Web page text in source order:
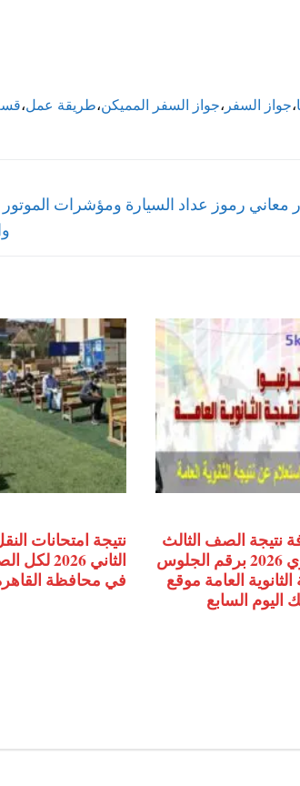
،جواز السفر ،جواز السفر المميكن،طريقة عمل،
معاني رموز عداد السيارة ومؤشرات
نتيجة الصف الثالث
الثانوي 2026 برقم الجلوس
الثانوية العامة موقع
اليوم السابع
نتيجة امتحانات
الثاني 2026
في محافظة